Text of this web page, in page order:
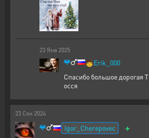
23 Янв 2025
🧒Erik_000
Спасибо большое дорогая Т
осся
23 Сен 2024
Igor_Cherepovec +